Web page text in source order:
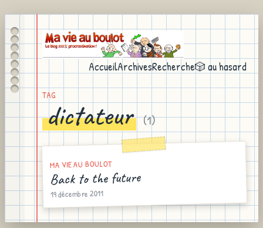
AccueilArchivesRecherche🎲 au hasard
TAG
dictateur (1)
MA VIE AU BOULOT
Back to the future
19 décembre 2011